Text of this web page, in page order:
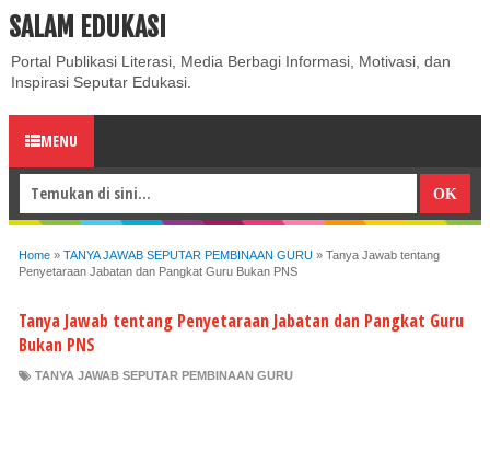
ABOUT CONTACT US
SALAM EDUKASI
Portal Publikasi Literasi, Media Berbagi Informasi, Motivasi, dan
Inspirasi Seputar Edukasi.
MENU
Home » TANYA JAWAB SEPUTAR PEMBINAAN GURU » Tanya Jawab tentang
Penyetaraan Jabatan dan Pangkat Guru Bukan PNS
Tanya Jawab tentang Penyetaraan Jabatan dan Pangkat Guru
Bukan PNS
TANYA JAWAB SEPUTAR PEMBINAAN GURU